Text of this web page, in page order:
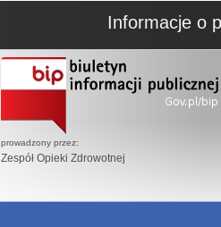
prowadzony przez:
Zespół Opieki Zdrowotnej
Informacje o